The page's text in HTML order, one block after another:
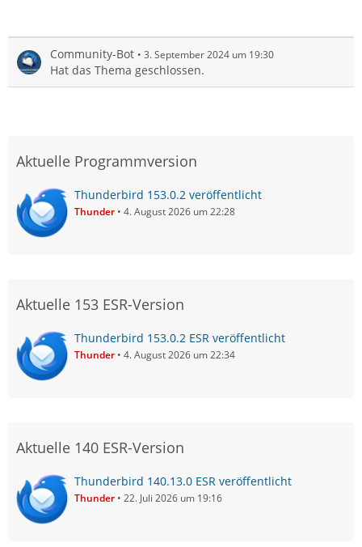
Community-Bot 3. September 2024 um 19:30
Hat das Thema geschlossen.
Aktuelle Programmversion
Thunderbird 153.0.2 veröffentlicht
Thunder 4. August 2026 um 22:28
Aktuelle 153 ESR-Version
Thunderbird 153.0.2 ESR veröffentlicht
Thunder 4. August 2026 um 22:34
Aktuelle 140 ESR-Version
Thunderbird 140.13.0 ESR veröffentlicht
Thunder 22. Juli 2026 um 19:16